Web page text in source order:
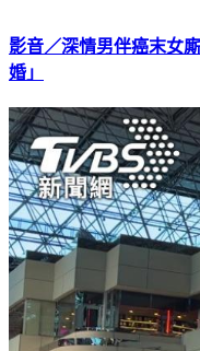
影音／深情男伴癌末女
婚」